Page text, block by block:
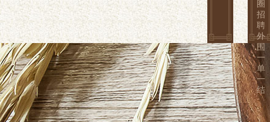
圈
招
聘
外
围
一
单
一
结